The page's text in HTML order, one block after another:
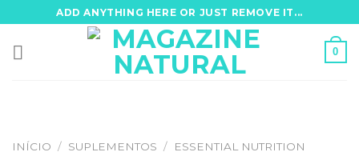
to
content
ADD ANYTHING HERE OR JUST REMOVE IT...
0
INÍCIO / SUPLEMENTOS / ESSENTIAL NUTRITION